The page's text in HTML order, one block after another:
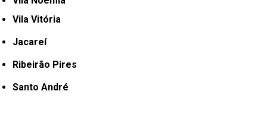
Vila Vitória
Jacareí
Ribeirão Pires
Santo André